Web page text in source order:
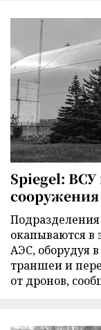
Spiegel:
окапываются в
АЭС, оборудуя
траншеи и
от дронов,